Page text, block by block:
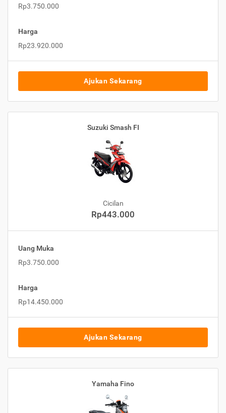
Rp3.750.000
Harga
Rp23.920.000
Ajukan Sekarang
Suzuki Smash FI
Cicilan
Rp443.000
Uang Muka
Rp3.750.000
Harga
Rp14.450.000
Ajukan Sekarang
Yamaha Fino